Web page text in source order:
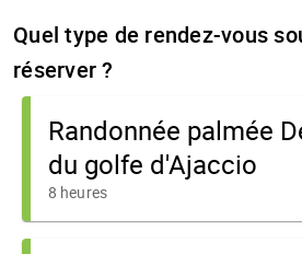
Quel type de rendez-vous
réserver ?
Randonnée palmée
du golfe d'Ajaccio
8 heures